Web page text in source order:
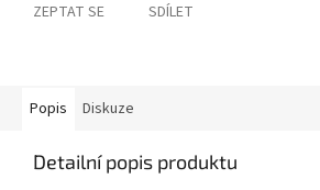
ZEPTAT SE SDÍLET
Popis Diskuze
Detailní popis produktu